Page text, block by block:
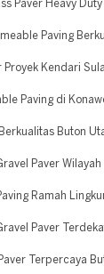
Paver Heavy Duty
Paving
Proyek Kendari
Paving di
Buton
Paver Wilayah
Ramah
Paver
Terpercaya